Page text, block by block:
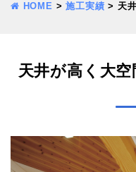
HOME >施工実績 > 天
天井が高く大